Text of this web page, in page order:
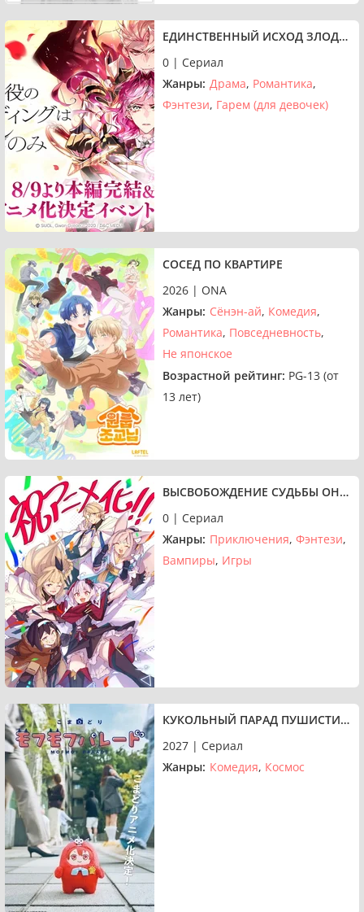
ЕДИНСТВЕННЫЙ ИСХОД ЗЛОДЕЙКИ — СМЕРТЬ
0 | Сериал
Жанры: Драма Романтика
Фэнтези Гарем (для девочек)
СОСЕД ПО КВАРТИРЕ
2026 | ONA
Жанры: Сёнэн-ай Комедия
Романтика Повседневность
Не японское
Возрастной рейтинг: PG-13 (от
13 лет)
ВЫСВОБОЖДЕНИЕ СУДЬБЫ ОНЛАЙН
0 | Сериал
Жанры: Приключения Фэнтези
Вампиры Игры
КУКОЛЬНЫЙ ПАРАД ПУШИСТИКОВ
2027 | Сериал
Жанры: Комедия Космос